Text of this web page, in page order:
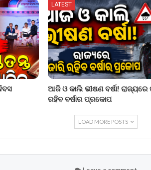
LATEST
ଆଜି ଓ କାଲି ଭୀଷଣ ବର୍ଷା! ରାଜ୍ୟରେ
ରହିବ ବର୍ଷାର ପ୍ରକୋପ
LOAD MORE POSTS